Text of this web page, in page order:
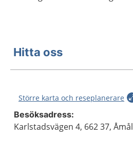
Hitta oss
Större karta och reseplanerare
Besöksadress:
Karlstadsvägen 4, 662 37, Åmål